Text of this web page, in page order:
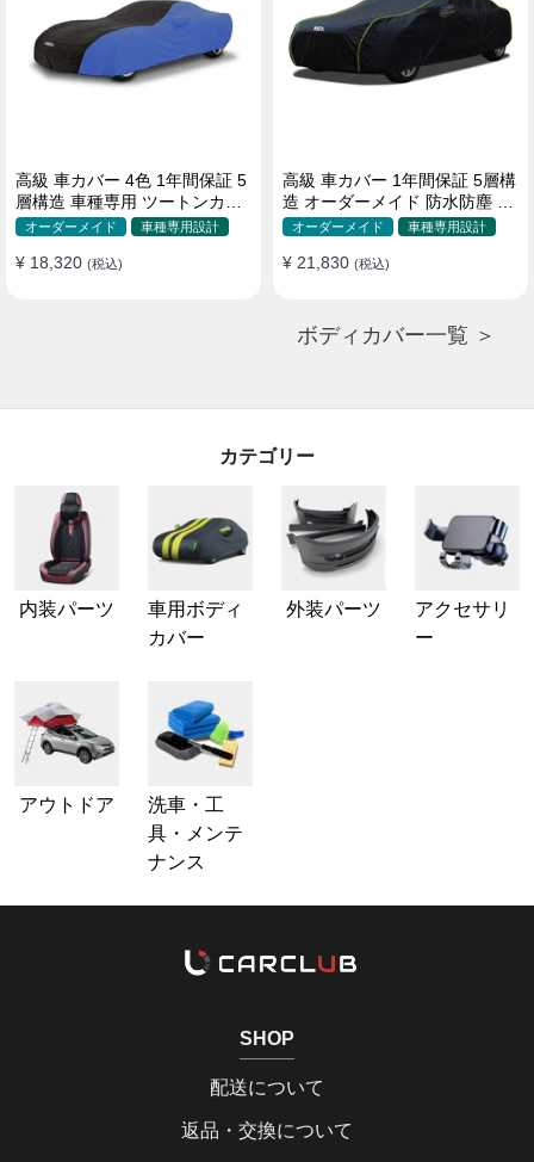
高級 車カバー 4色 1年間保証 5
層構造 車種専用 ツートンカラ
ー オーダーメイド 防水 耐久性
オーダーメイド 車種専用設計
¥ 18,320 (税込)
高級 車カバー 1年間保証 5層構
造 オーダーメイド 防水防塵 裏
起毛 車種専用
オーダーメイド 車種専用設計
¥ 21,830 (税込)
ボディカバー一覧 ＞
カテゴリー
内装パーツ
車用ボディ
カバー
外装パーツ
アクセサリ
ー
アウトドア
洗車・工
具・メンテ
ナンス
SHOP
配送について
返品・交換について